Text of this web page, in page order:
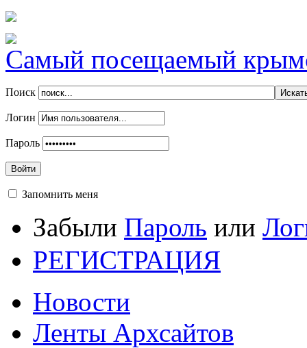
Самый посещаемый
Поиск
Логин
Пароль
Войти
Запомнить меня
Забыли Пароль или
РЕГИСТРАЦИЯ
Новости
Ленты Архсайтов